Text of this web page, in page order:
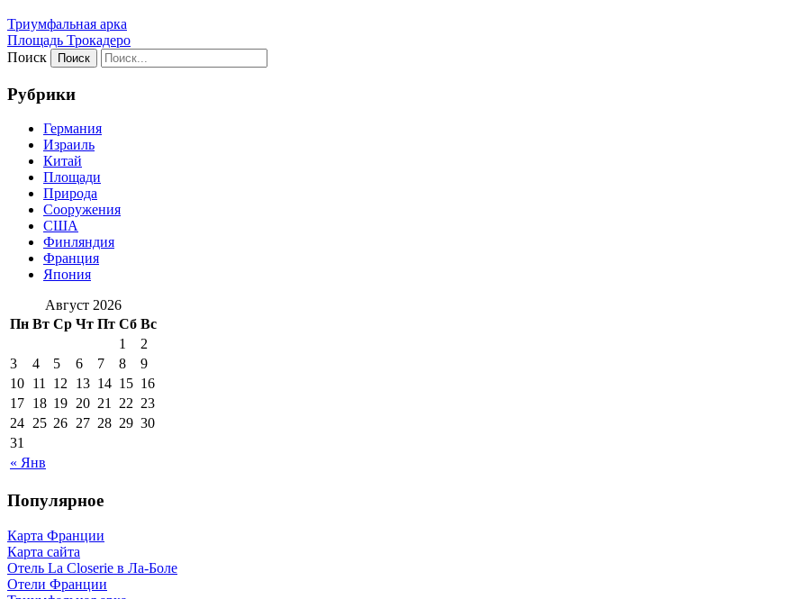
Триумфальная арка
Площадь Трокадеро
Поиск
Рубрики
Германия
Израиль
Китай
Площади
Природа
Сооружения
США
Финляндия
Франция
Япония
Август 2026
Пн Вт Ср Чт Пт Сб Вс
« Янв
1
2
3
4 5 6 7 8
9
10 11 12 13 14 15 16
17 18 19 20 21 22 23
24 25 26 27 28 29 30
31
Популярное
Карта Франции
Карта сайта
Отель La Closerie в Ла-Боле
Отели Франции